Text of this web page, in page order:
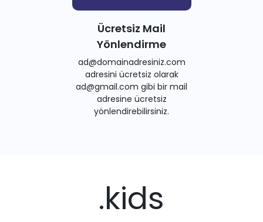
Ücretsiz Mail
Yönlendirme
ad@domainadresiniz.com
adresini ücretsiz olarak
ad@gmail.com gibi bir mail
adresine ücretsiz
yönlendirebilirsiniz.
.kids